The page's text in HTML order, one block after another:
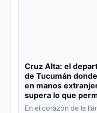
Cruz Alta: el
de Tucumán
en manos
supera lo que
En el corazón de la